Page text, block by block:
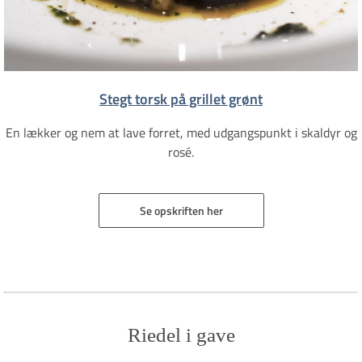
Stegt torsk på grillet grønt
En lækker og nem at lave forret, med udgangspunkt i skaldyr og
rosé.
Se opskriften her
Riedel i gave